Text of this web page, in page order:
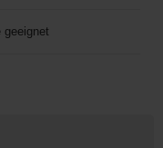
geeignet